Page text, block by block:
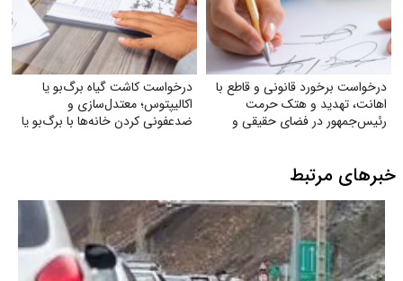
درخواست برخورد قانونی و قاطع با
اهانت، تهدید و هتک حرمت
رئیس‌جمهور در فضای حقیقی و
درخواست کاشت گیاه برگ‌بو یا
اکالیپتوس؛ معتدل‌سازی و
ضدعفونی کردن خانه‌ها با برگ‌بو یا
خبرهای مرتبط